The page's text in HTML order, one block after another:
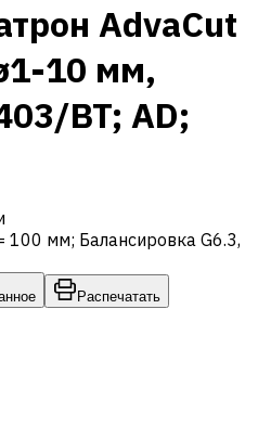
AdvaCut
10 мм,
BT; AD;
100 мм; Балансировка G6.3,
Распечатать